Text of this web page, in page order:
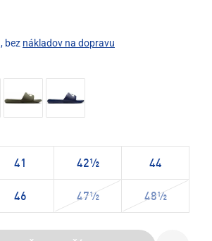
, bez nákladov na dopravu
41 42½ 44
46 47½ 48½